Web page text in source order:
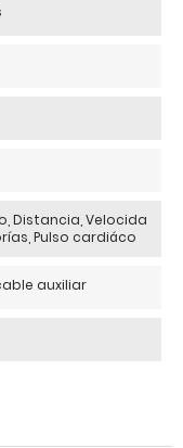
Distancia, Velocida
Pulso cardiáco
auxiliar